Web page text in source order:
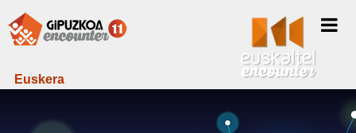
Euskera